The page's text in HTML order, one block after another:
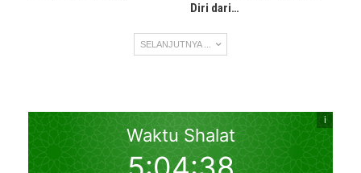
Diri dari…
SELANJUTNYA ...